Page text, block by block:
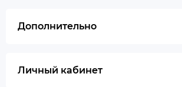
Дополнительно
Личный кабинет